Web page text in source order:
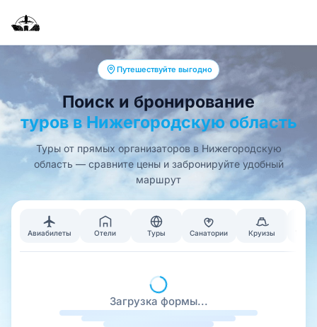
Путешествуйте выгодно
Поиск и бронирование
туров в Нижегородскую область
Туры от прямых организаторов в Нижегородскую
область — сравните цены и забронируйте удобный
маршрут
Авиабилеты Отели Туры Санатории Круизы
Загрузка формы...